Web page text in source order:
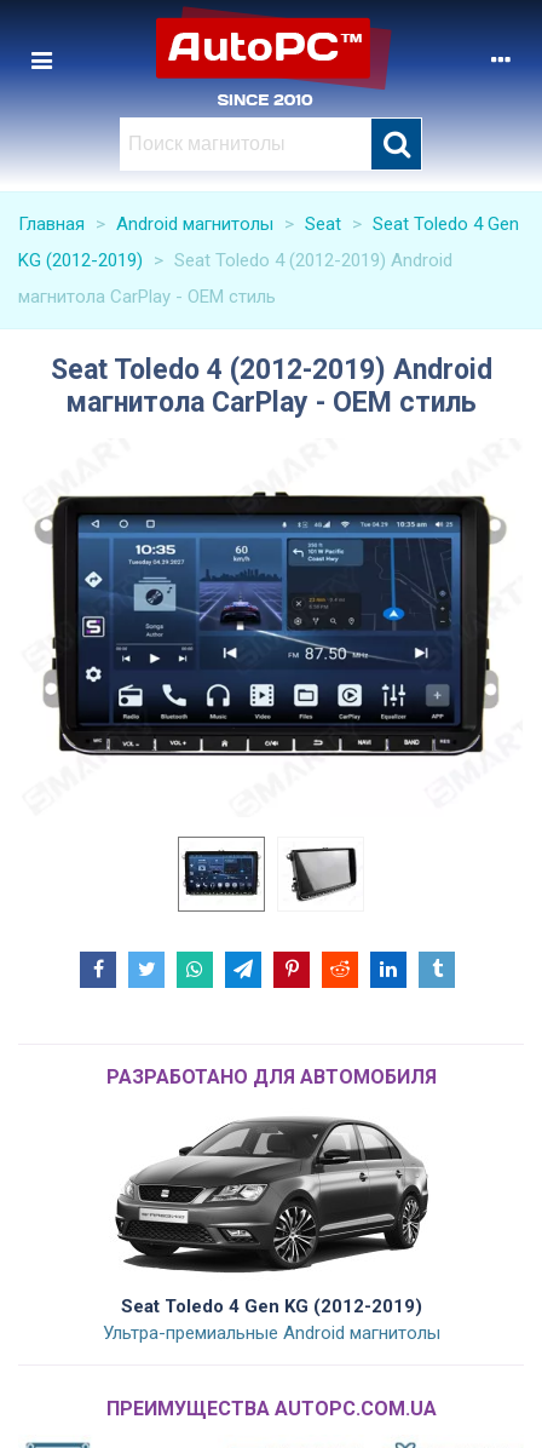
Главная > Android магнитолы > Seat > Seat Toledo 4 Gen
KG (2012-2019)
> Seat Toledo 4 (2012-2019) Android
магнитола CarPlay - OEM стиль
Seat Toledo 4 (2012-2019) Android
магнитола CarPlay - OEM стиль
РАЗРАБОТАНО ДЛЯ АВТОМОБИЛЯ
Seat Toledo 4 Gen KG (2012-2019)
Ультра-премиальные Android магнитолы
ПРЕИМУЩЕСТВА AUTOPC.COM.UA